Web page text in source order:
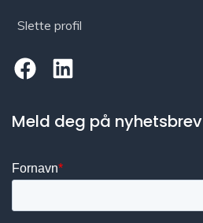
Slette profil
Meld deg på nyhetsbrev